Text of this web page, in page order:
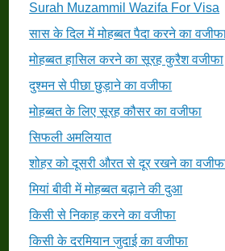
Surah Muzammil Wazifa For Visa
सास के दिल में मोहब्बत पैदा करने का
मोहब्बत हासिल करने का सूरह कुरैश वजीफा
दुश्मन से पीछा छुड़ाने का वजीफा
मोहब्बत के लिए सूरह कौसर का वजीफा
सिफली अमलियात
शोहर को दूसरी औरत से दूर रखने का
मियां बीवी में मोहब्बत बढ़ाने की दुआ
किसी से निकाह करने का वजीफा
किसी के दरमियान जुदाई का वजीफा